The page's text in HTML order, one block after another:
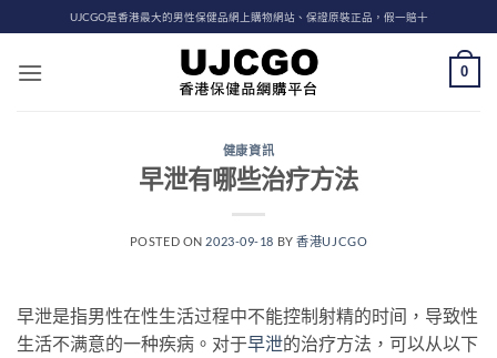
to
content
UJCGO是香港最大的男性保健品網上購物網站、保證原裝正品，假一賠十
0
健康資訊
早泄有哪些治疗方法
POSTED ON 2023-09-18 BY香港UJCGO
早泄是指男性在性生活过程中不能控制射精的时间，导致性
生活不满意的一种疾病。对于早泄的治疗方法，可以从以下